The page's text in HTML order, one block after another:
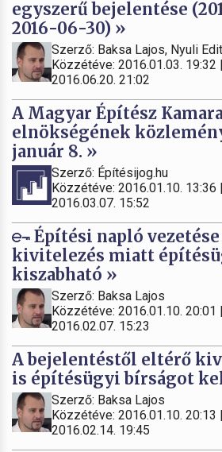
egyszerű bejelentése
2016-06-30) »
Szerző: Baksa Lajos, Nyuli Edit
Közzétéve: 2016.01.03.
2016.06.20. 21:02
A Magyar Építész
elnökségének
január 8. »
Szerző: Építésijog.hu
Közzétéve: 2016.01.10.
2016.03.07. 15:52
Építési napló
kivitelezés miatt
kiszabható »
Szerző: Baksa Lajos
Közzétéve: 2016.01.10.
2016.02.07. 15:23
A bejelentéstől eltérő
is építésügyi bírságot
Szerző: Baksa Lajos
Közzétéve: 2016.01.10.
2016.02.14. 19:45